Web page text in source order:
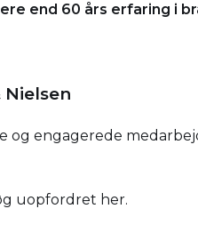
end 60 års erfaring i
og engagerede
uopfordret her.